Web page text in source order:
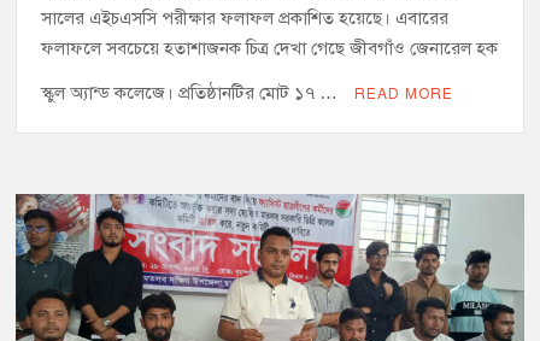
সালের এইচএসসি পরীক্ষার ফলাফল প্রকাশিত হয়েছে। এবারের
ফলাফলে সবচেয়ে হতাশাজনক চিত্র দেখা গেছে জীবগাঁও জেনারেল হক
স্কুল অ্যান্ড কলেজে। প্রতিষ্ঠানটির মোট ১৭ … READ MORE